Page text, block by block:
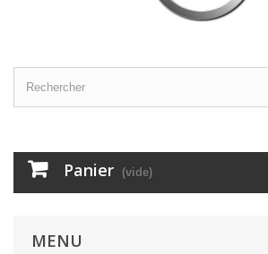
Panier (vide)
MENU